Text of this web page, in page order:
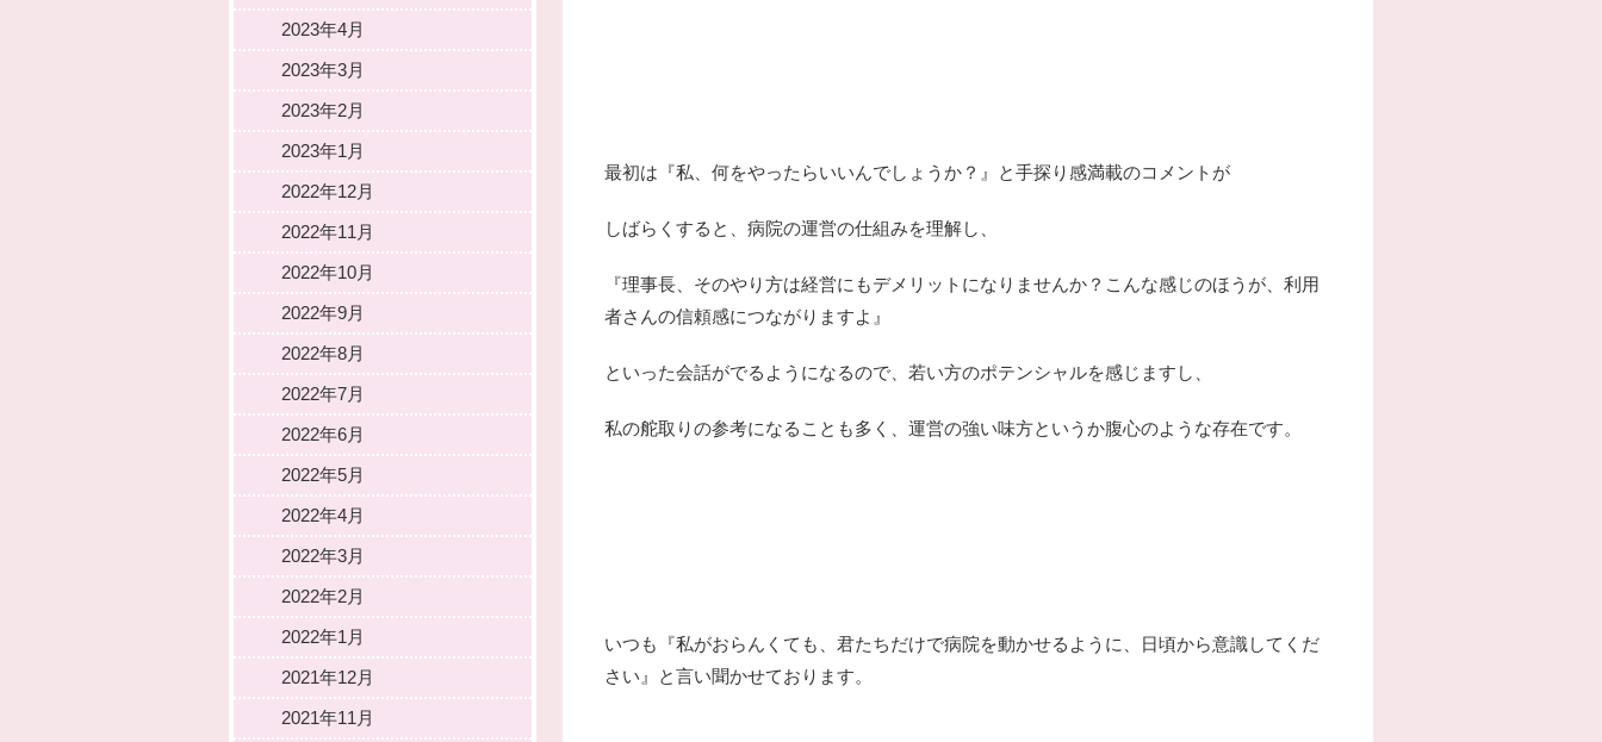
最初は『私、何をやったらいいんでしょうか？』と手探り感満載のコメントが
しばらくすると、病院の運営の仕組みを理解し、
『理事長、そのやり方は経営にもデメリットになりませんか？こんな感じのほうが、利用
者さんの信頼感につながりますよ』
といった会話がでるようになるので、若い方のポテンシャルを感じますし、
私の舵取りの参考になることも多く、運営の強い味方というか腹心のような存在です。
いつも『私がおらんくても、君たちだけで病院を動かせるように、日頃から意識してくだ
さい』と言い聞かせております。
2023年4月
2023年3月
2023年2月
2023年1月
2022年12月
2022年11月
2022年10月
2022年9月
2022年8月
2022年7月
2022年6月
2022年5月
2022年4月
2022年3月
2022年2月
2022年1月
2021年12月
2021年11月